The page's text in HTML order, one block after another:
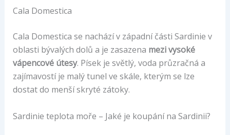
Cala Domestica
Cala Domestica se nachází v západní části Sardinie v
oblasti bývalých dolů a je zasazena mezi vysoké
vápencové útesy. Písek je světlý, voda průzračná a
zajímavostí je malý tunel ve skále, kterým se lze
dostat do menší skryté zátoky.
Sardinie teplota moře – Jaké je koupání na Sardinii?